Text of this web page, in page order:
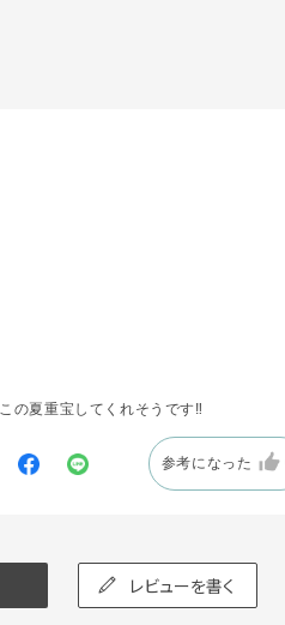
の夏重宝してくれそうです‼️
参考になった
レビューを書く